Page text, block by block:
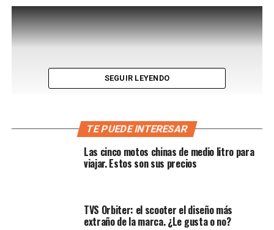
Compitiendo con el Yamaha NMax,
Suzuki BurgmanyAKT-SYM Jet14es una de las
aquí puedes verlo.
SEGUIR LEYENDO
TE PUEDE INTERESAR
Las cinco motos chinas de medio litro para
viajar. Estos son sus precios
TVS Orbiter: el scooter el diseño más
extraño de la marca. ¿Le gusta o no?